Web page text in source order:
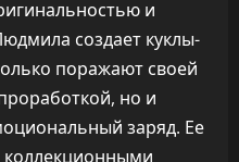
и
создает куклы-
поражают своей
но и
заряд. Ее
коллекционными